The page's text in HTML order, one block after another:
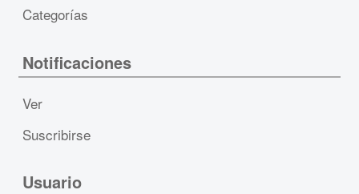
Categorías
Notificaciones
Ver
Suscribirse
Usuario